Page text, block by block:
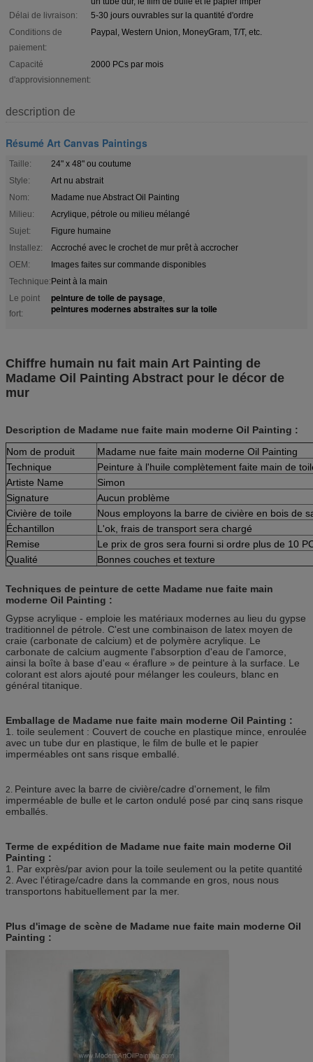
Délai de livraison:
5-30 jours ouvrables sur la quantité d'ordre
Conditions de
paiement:
Paypal, Western Union, MoneyGram, T/T, etc.
Capacité
d'approvisionnement:
2000 PCs par mois
description de
Résumé Art Canvas Paintings
Taille:
24" x 48" ou coutume
Style:
Art nu abstrait
Nom:
Madame nue Abstract Oil Painting
Milieu:
Acrylique, pétrole ou milieu mélangé
Sujet:
Figure humaine
Installez:
Accroché avec le crochet de mur prêt à accrocher
OEM:
Images faites sur commande disponibles
Technique:Peint à la main
Le point
fort:
peinture de toile de paysage,
peintures modernes abstraites sur la toile
Chiffre humain nu fait main Art Painting de
Madame Oil Painting Abstract pour le décor de
mur
Description de Madame nue faite main moderne Oil Painting :
Nom de produit
Madame nue faite main moderne Oil Painting
Technique
Peinture à l'huile complètement faite main de
Artiste Name
Simon
Signature
Aucun problème
Civière de toile
Nous employons la barre de civière en bois de
Échantillon
L'ok, frais de transport sera chargé
Remise
Le prix de gros sera fourni si ordre plus de 10
Qualité
Bonnes couches et texture
Techniques de peinture de cette Madame nue faite main
moderne Oil Painting :
Gypse acrylique - emploie les matériaux modernes au lieu du gypse
traditionnel de pétrole. C'est une combinaison de latex moyen de
craie (carbonate de calcium) et de polymère acrylique. Le
carbonate de calcium augmente l'absorption d'eau de l'amorce,
ainsi la boîte à base d'eau « éraflure » de peinture à la surface. Le
colorant est alors ajouté pour mélanger les couleurs, blanc en
général titanique.
Emballage de Madame nue faite main moderne Oil Painting :
1. toile seulement : Couvert de couche en plastique mince, enroulée
avec un tube dur en plastique, le film de bulle et le papier
imperméables ont sans risque emballé.
2. Peinture avec la barre de civière/cadre d'ornement, le film
imperméable de bulle et le carton ondulé posé par cinq sans risque
emballés.
Terme de expédition de Madame nue faite main moderne Oil
Painting :
1. Par exprès/par avion pour la toile seulement ou la petite quantité
2. Avec l'étirage/cadre dans la commande en gros, nous nous
transportons habituellement par la mer.
Plus d'image de scène de Madame nue faite main moderne Oil
Painting :